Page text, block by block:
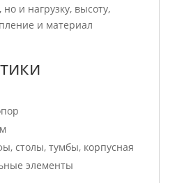
и нагрузку, высоту,
и материал
столы, тумбы, корпусная
элементы